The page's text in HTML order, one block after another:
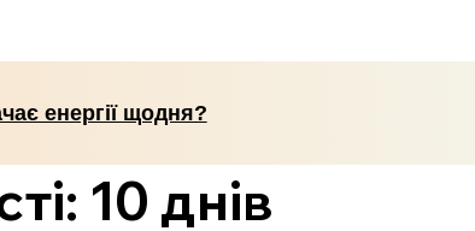
енергії щодня?
10 днів